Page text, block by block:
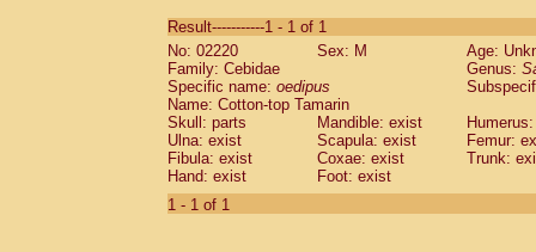
CebidaeSaguinus labiatus(0)
Cebidae Saguinus leucopus (0)
Cebidae
CebidaeSaguinus mystax
Cebidae Saguinus nigricollis (0)
Cebidae Saguinus oedipus
Cebidae Saguinus weddelli
Cebidae Saguinusspp.
Cebidae
Result-----------1 - 1 of 1
No: 02220
Sex: M
Age:
Family: Cebidae
Genus:
Specific name: oedipus
Name: Cotton-top Tamarin
Skull: parts
Mandible: exist
Ulna: exist
Scapula: exist
Femur:
Fibula: exist
Coxae: exist
Trunk:
Hand: exist
Foot: exist
1 - 1 of 1